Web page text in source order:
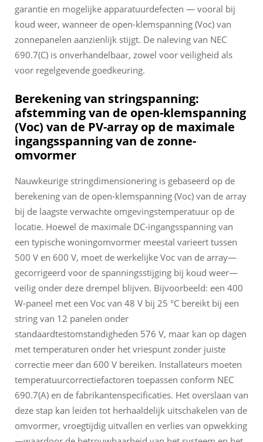
garantie en mogelijke apparatuurdefecten — vooral bij
koud weer, wanneer de open-klemspanning (Voc) van
zonnepanelen aanzienlijk stijgt. De naleving van NEC
690.7(C) is onverhandelbaar, zowel voor veiligheid als
voor regelgevende goedkeuring.
Berekening van stringspanning:
afstemming van de open-klemspanning
(Voc) van de PV-array op de maximale
ingangsspanning van de zonne-
omvormer
Nauwkeurige stringdimensionering is gebaseerd op de
berekening van de open-klemspanning (Voc) van de array
bij de laagste verwachte omgevingstemperatuur op de
locatie. Hoewel de maximale DC-ingangsspanning van
een typische woningomvormer meestal varieert tussen
500 V en 600 V, moet de werkelijke Voc van de array—
gecorrigeerd voor de spanningsstijging bij koud weer—
veilig onder deze drempel blijven. Bijvoorbeeld: een 400
W-paneel met een Voc van 48 V bij 25 °C bereikt bij een
string van 12 panelen onder
standaardtestomstandigheden 576 V, maar kan op dagen
met temperaturen onder het vriespunt zonder juiste
correctie meer dan 600 V bereiken. Installateurs moeten
temperatuurcorrectiefactoren toepassen conform NEC
690.7(A) en de fabrikantenspecificaties. Het overslaan van
deze stap kan leiden tot herhaaldelijk uitschakelen van de
omvormer, vroegtijdig uitvallen en verlies van opwekking